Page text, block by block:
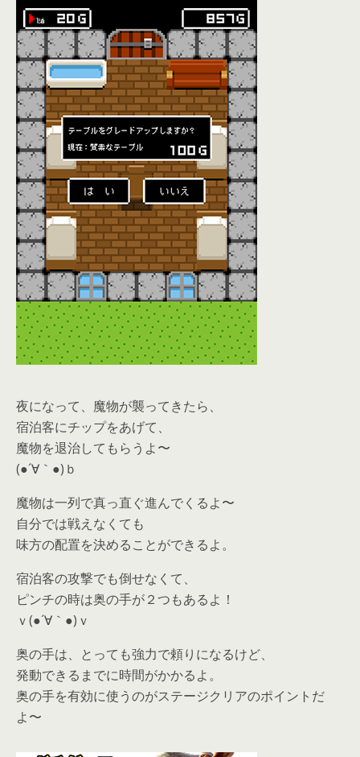
夜になって、魔物が襲ってきたら、
宿泊客にチップをあげて、
魔物を退治してもらうよ〜
(●´∀｀●)ｂ
魔物は一列で真っ直ぐ進んでくるよ〜
自分では戦えなくても
味方の配置を決めることができるよ。
宿泊客の攻撃でも倒せなくて、
ピンチの時は奥の手が２つもあるよ！
ｖ(●´∀｀●)ｖ
奥の手は、とっても強力で頼りになるけど、
発動できるまでに時間がかかるよ。
奥の手を有効に使うのがステージクリアのポイントだ
よ〜